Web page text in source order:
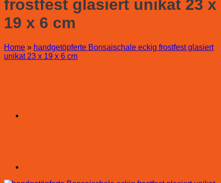
frostfest glasiert unikat 23 x
19 x 6 cm
Home » handgetöpferte Bonsaischale eckig frostfest glasiert
unikat 23 x 19 x 6 cm